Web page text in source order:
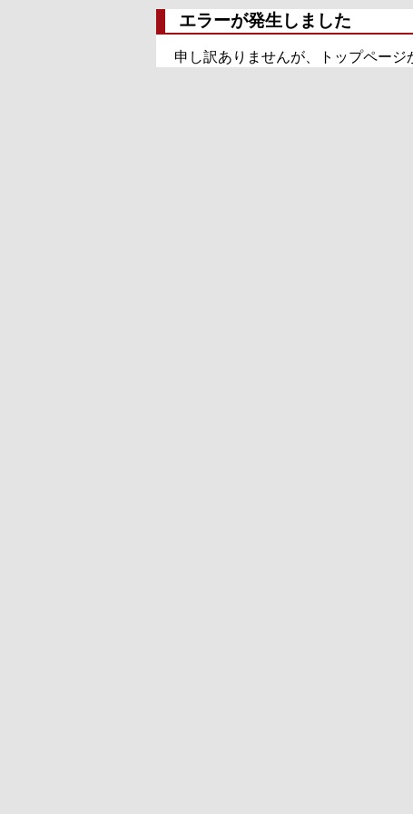
エラーが発生しました
申し訳ありませんが、トップページ